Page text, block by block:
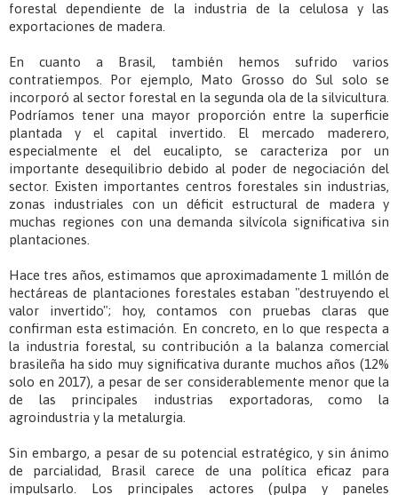
forestal dependiente de la industria de la celulosa y las
exportaciones de madera.
En cuanto a Brasil, también hemos sufrido varios
contratiempos. Por ejemplo, Mato Grosso do Sul solo se
incorporó al sector forestal en la segunda ola de la silvicultura.
Podríamos tener una mayor proporción entre la superficie
plantada y el capital invertido. El mercado maderero,
especialmente el del eucalipto, se caracteriza por un
importante desequilibrio debido al poder de negociación del
sector. Existen importantes centros forestales sin industrias,
zonas industriales con un déficit estructural de madera y
muchas regiones con una demanda silvícola significativa sin
plantaciones.
Hace tres años, estimamos que aproximadamente 1 millón de
hectáreas de plantaciones forestales estaban "destruyendo el
valor invertido"; hoy, contamos con pruebas claras que
confirman esta estimación. En concreto, en lo que respecta a
la industria forestal, su contribución a la balanza comercial
brasileña ha sido muy significativa durante muchos años (12%
solo en 2017), a pesar de ser considerablemente menor que la
de las principales industrias exportadoras, como la
agroindustria y la metalurgia.
Sin embargo, a pesar de su potencial estratégico, y sin ánimo
de parcialidad, Brasil carece de una política eficaz para
impulsarlo. Los principales actores (pulpa y paneles